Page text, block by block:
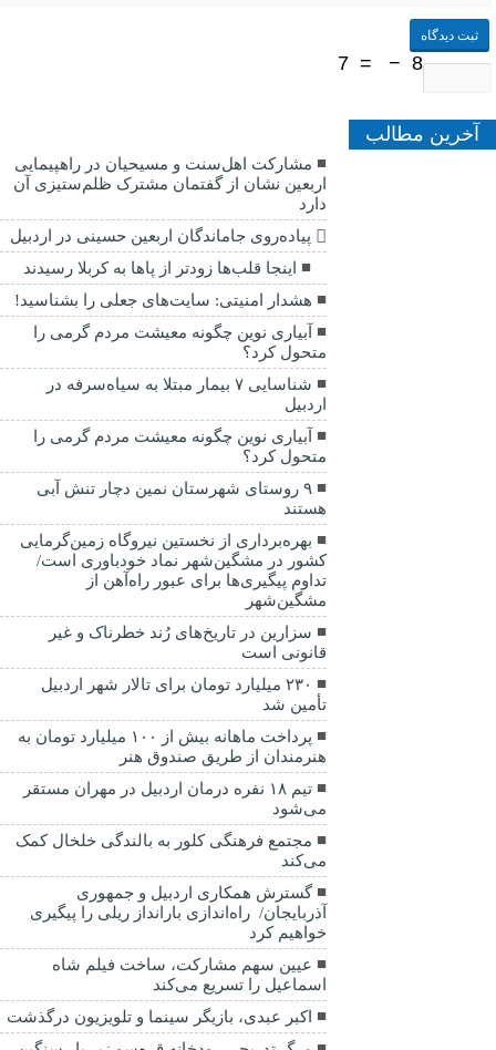
8
−
=
7
آخرین مطالب
مشارکت اهل‌سنت و مسیحیان در راهپیمایی
اربعین نشان از گفتمان مشترک ظلم‌ستیزی آن
دارد
پیاده‌روی جاماندگان اربعین حسینی در اردبیل
اینجا قلب‌ها زودتر از پاها به کربلا رسیدند
هشدار امنیتی: سایت‌های جعلی را بشناسید!
آبیاری نوین چگونه معیشت مردم گرمی را
متحول کرد؟
شناسایی ۷ بیمار مبتلا به سیاه‌سرفه در
اردبیل
آبیاری نوین چگونه معیشت مردم گرمی را
متحول کرد؟
۹ روستای شهرستان نمین دچار تنش آبی
هستند
بهره‌برداری از نخستین نیروگاه زمین‌گرمایی
کشور در مشگین‌شهر نماد خودباوری است/
تداوم پیگیری‌ها برای عبور راه‌آهن از
مشگین‌شهر
سزارین در تاریخ‌های رُند خطرناک و غیر
قانونی است
۲۳۰ میلیارد تومان برای تالار شهر اردبیل
تأمین شد
پرداخت ماهانه بیش از ۱۰۰ میلیارد تومان به
هنرمندان از طریق صندوق هنر
تیم ۱۸ نفره درمان اردبیل در مهران مستقر
می‌شود
مجتمع فرهنگی کلور به بالندگی خلخال کمک
می‌کند
گسترش همکاری اردبیل و جمهوری
آذربایجان/ راه‌اندازی بارانداز ریلی را پیگیری
خواهیم کرد
عیین سهم مشارکت، ساخت فیلم شاه‌
اسماعیل را تسریع می‌کند
اکبر عبدی، بازیگر سینما و تلویزیون درگذشت